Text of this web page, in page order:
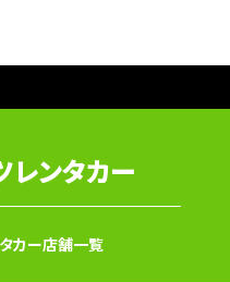
レンタカー
カー店舗一覧